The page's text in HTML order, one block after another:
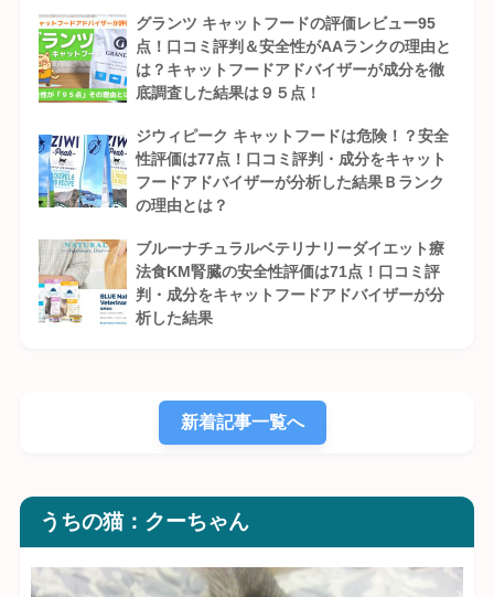
グランツ キャットフードの評価レビュー95
点！口コミ評判＆安全性がAAランクの理由と
は？キャットフードアドバイザーが成分を徹
底調査した結果は９５点！
ジウィピーク キャットフードは危険！？安全
性評価は77点！口コミ評判・成分をキャット
フードアドバイザーが分析した結果Ｂランク
の理由とは？
ブルーナチュラルベテリナリーダイエット療
法食KM腎臓の安全性評価は71点！口コミ評
判・成分をキャットフードアドバイザーが分
析した結果
新着記事一覧へ
うちの猫：クーちゃん